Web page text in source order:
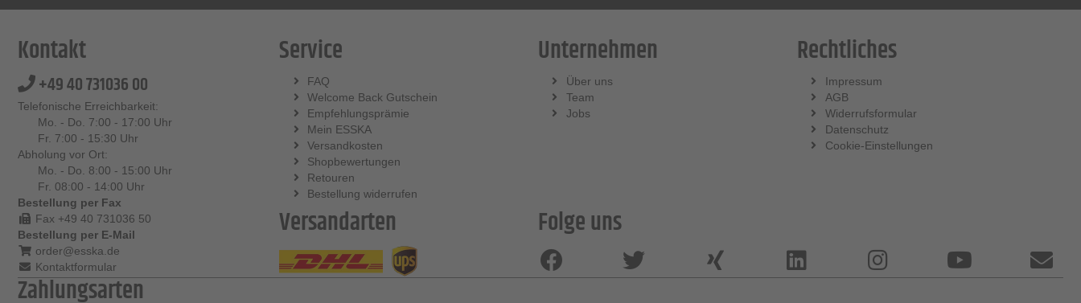
Kontakt
+49 40 731036 00
Telefonische Erreichbarkeit:
Mo. - Do. 7:00 - 17:00 Uhr
Fr. 7:00 - 15:30 Uhr
Abholung vor Ort:
Mo. - Do. 8:00 - 15:00 Uhr
Fr. 08:00 - 14:00 Uhr
Bestellung per Fax
Fax +49 40 731036 50
Bestellung per E-Mail
order@esska.de
Kontaktformular
Service
FAQ
Welcome Back Gutschein
Empfehlungsprämie
Mein ESSKA
Versandkosten
Shopbewertungen
Retouren
Bestellung widerrufen
Unternehmen
Über uns
Team
Jobs
Rechtliches
Impressum
AGB
Widerrufsformular
Datenschutz
Cookie-Einstellungen
Versandarten
Folge uns
Zahlungsarten